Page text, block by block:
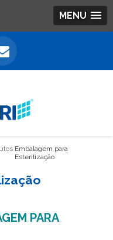
MENU
Embalagem para
Esterilização
PARA